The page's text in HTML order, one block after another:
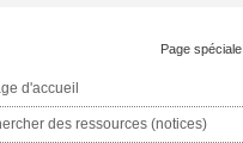
Page spéciale
d'accueil
des ressources (notices)